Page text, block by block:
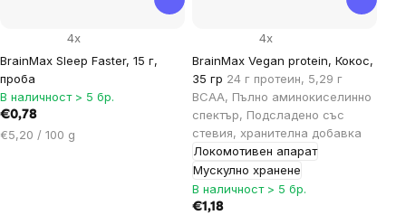
BrainMax Sleep Faster, 15 г,
проба
4x
В наличност > 5 бр.
€0,78
Цена
€5,20 / 100 g
BrainMax Vegan protein, Кокос,
35 гр 24 г протеин, 5,29 г
BCAA, Пълно аминокиселинно
спектър, Подсладено със
стевия, хранителна добавка
Локомотивен апарат
Мускулно хранене
4x
В наличност > 5 бр.
€1,18